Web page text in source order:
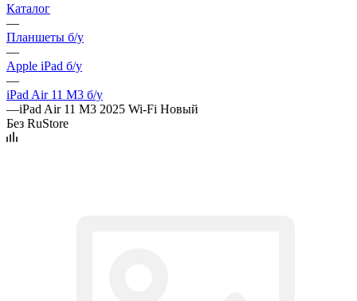
Каталог
—
Планшеты б/у
—
Apple iPad б/у
—
iPad Air 11 M3 б/у
—iPad Air 11 M3 2025 Wi-Fi Новый
Без RuStore